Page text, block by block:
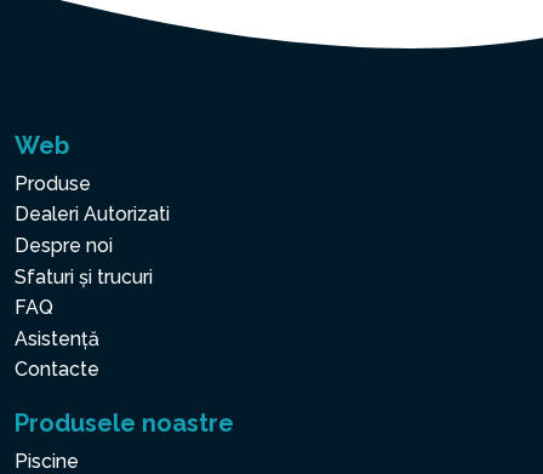
Web
Produse
Dealeri Autorizati
Despre noi
Sfaturi și trucuri
FAQ
Asistență
Contacte
Produsele noastre
Piscine